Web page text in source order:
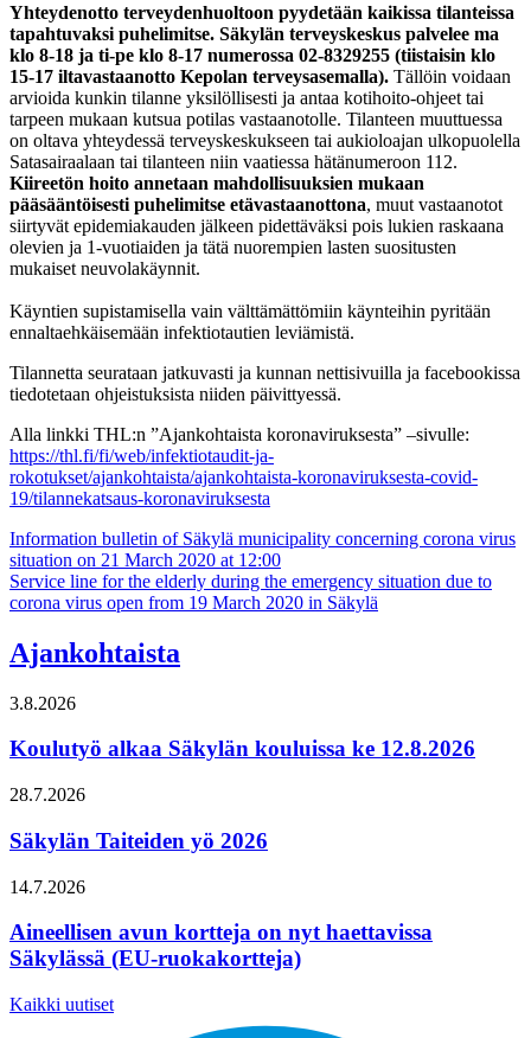
Yhteydenotto terveydenhuoltoon pyydetään kaikissa tilanteissa
tapahtuvaksi puhelimitse. Säkylän terveyskeskus palvelee ma
klo 8-18 ja ti-pe klo 8-17 numerossa 02-8329255 (tiistaisin klo
15-17 iltavastaanotto Kepolan terveysasemalla). Tällöin voidaan
arvioida kunkin tilanne yksilöllisesti ja antaa kotihoito-ohjeet tai
tarpeen mukaan kutsua potilas vastaanotolle. Tilanteen muuttuessa
on oltava yhteydessä terveyskeskukseen tai aukioloajan ulkopuolella
Satasairaalaan tai tilanteen niin vaatiessa hätänumeroon 112.
Kiireetön hoito annetaan mahdollisuuksien mukaan
pääsääntöisesti puhelimitse etävastaanottona, muut vastaanotot
siirtyvät epidemiakauden jälkeen pidettäväksi pois lukien raskaana
olevien ja 1-vuotiaiden ja tätä nuorempien lasten suositusten
mukaiset neuvolakäynnit.
Käyntien supistamisella vain välttämättömiin käynteihin pyritään
ennaltaehkäisemään infektiotautien leviämistä.
Tilannetta seurataan jatkuvasti ja kunnan nettisivuilla ja facebookissa
tiedotetaan ohjeistuksista niiden päivittyessä.
Alla linkki THL:n ”Ajankohtaista koronaviruksesta” –sivulle:
https://thl.fi/fi/web/infektiotaudit-ja-
rokotukset/ajankohtaista/ajankohtaista-koronaviruksesta-covid-
19/tilannekatsaus-koronaviruksesta
Artikkelien
selaus
Information bulletin of Säkylä municipality concerning corona virus
situation on 21 March 2020 at 12:00
Service line for the elderly during the emergency situation due to
corona virus open from 19 March 2020 in Säkylä
Ajankohtaista
3.8.2026
Koulutyö alkaa Säkylän kouluissa ke 12.8.2026
28.7.2026
Säkylän Taiteiden yö 2026
14.7.2026
Aineellisen avun kortteja on nyt haettavissa
Säkylässä (EU-ruokakortteja)
Kaikki uutiset